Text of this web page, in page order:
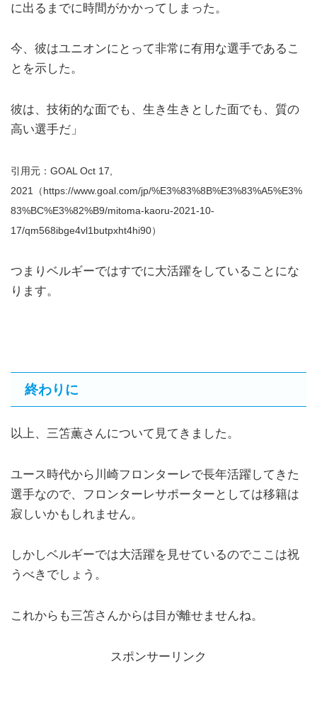
に出るまでに時間がかかってしまった。
今、彼はユニオンにとって非常に有用な選手であるこ
とを示した。
彼は、技術的な面でも、生き生きとした面でも、質の
高い選手だ」
引用元：GOAL Oct 17,
2021（https://www.goal.com/jp/%E3%83%8B%E3%83%A5%E3%
83%BC%E3%82%B9/mitoma-kaoru-2021-10-
17/qm568ibge4vl1butpxht4hi90）
つまりベルギーではすでに大活躍をしていることにな
ります。
終わりに
以上、三笘薫さんについて見てきました。
ユース時代から川崎フロンターレで長年活躍してきた
選手なので、フロンターレサポーターとしては移籍は
寂しいかもしれません。
しかしベルギーでは大活躍を見せているのでここは祝
うべきでしょう。
これからも三笘さんからは目が離せませんね。
スポンサーリンク